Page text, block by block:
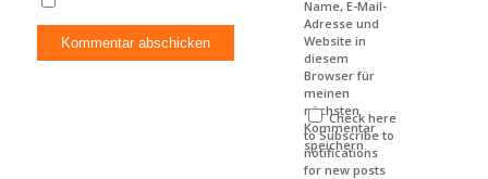
Name, E-Mail-
Adresse und
Website in
diesem
Browser für
meinen
nächsten
Kommentar
speichern.
Check here
to Subscribe to
notifications
for new posts